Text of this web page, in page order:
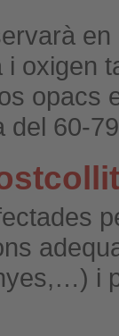
oxigen
opacs
del 60-
i